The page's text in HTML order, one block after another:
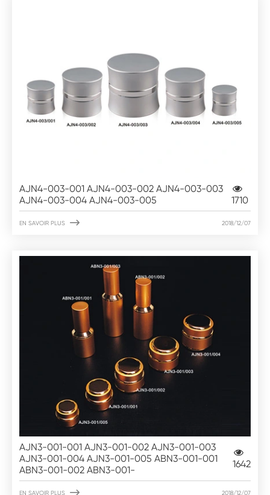
AJN4-003-001 AJN4-003-002 AJN4-003-003
AJN4-003-004 AJN4-003-005
1710
EN SAVOIR PLUS  2018/12/07
AJN3-001-001 AJN3-001-002 AJN3-001-003
AJN3-001-004 AJN3-001-005 ABN3-001-001
ABN3-001-002 ABN3-001-
1642
EN SAVOIR PLUS  2018/12/07